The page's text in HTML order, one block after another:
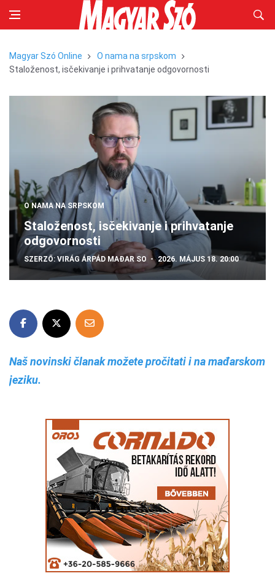
Magyar Szó Online
O nama na srpskom
Staloženost, isčekivanje i prihvatanje odgovornosti
O NAMA NA SRPSKOM
Staloženost, isčekivanje i prihvatanje
odgovornosti
SZERZŐ: VIRÁG ÁRPÁD MAĐAR SO 2026. MÁJUS 18. 20:00
Naš novinski članak možete pročitati i na mađarskom
jeziku.